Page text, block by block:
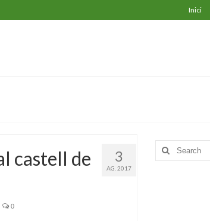
Inici
3
AG. 2017
castell de
0
Search